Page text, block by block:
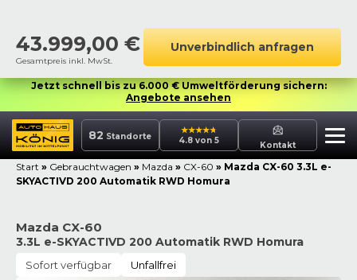
43.999,00 €
Gesamtpreis inkl. MwSt.
Unverbindlich anfragen
Jetzt schnell bis zu 6.000 € Umweltförderung sichern:
Angebote ansehen
82 Standorte 4.8 von 5 Kontakt
Start » Gebrauchtwagen » Mazda » CX-60 » Mazda CX-60 3.3L e-
SKYACTIVD 200 Automatik RWD Homura
Mazda CX-60
3.3L e-SKYACTIVD 200 Automatik RWD Homura
Sofort verfügbar Unfallfrei